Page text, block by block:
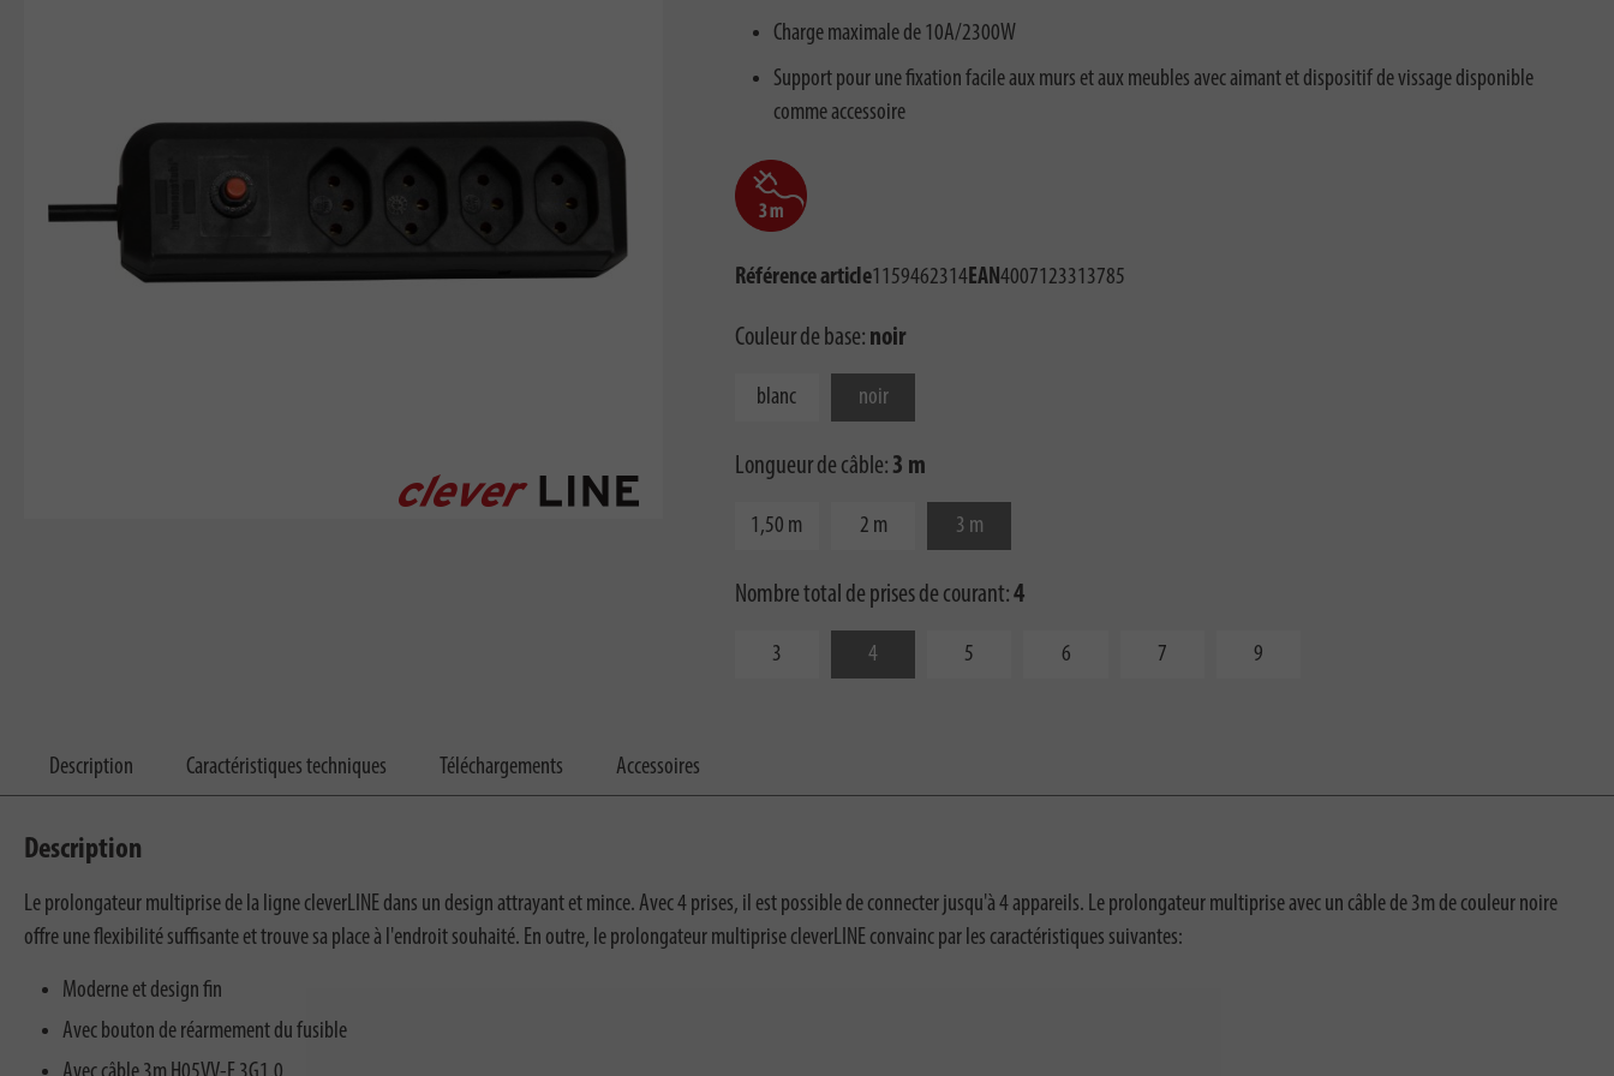
Charge maximale de 10A/2300W
Support pour une fixation facile aux murs et aux meubles avec aimant et dispositif de vissage disponible
comme accessoire
Référence article1159462314EAN4007123313785
Couleur de base: noir
blanc noir
Longueur de câble: 3 m
1,50 m 2 m 3 m
Nombre total de prises de courant:4
3 4 5 6 7 9
Description Caractéristiques techniques Téléchargements Accessoires
Description
Le prolongateur multiprise de la ligne cleverLINE dans un design attrayant et mince. Avec 4 prises, il est possible de connecter jusqu'à 4 appareils. Le prolongateur multiprise avec un câble de 3m de couleur noire
offre une flexibilité suffisante et trouve sa place à l'endroit souhaité. En outre, le prolongateur multiprise cleverLINE convainc par les caractéristiques suivantes:
Moderne et design fin
Avec bouton de réarmement du fusible